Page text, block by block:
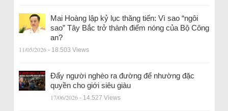
Mai Hoàng lập kỷ lục thăng tiến: Vì sao “ngôi
sao” Tây Bắc trở thành điểm nóng của Bộ Công
an?
11/05/2026 - 18.503 Views
Đẩy người nghèo ra đường để nhường đặc
quyền cho giới siêu giàu
17/06/2026 - 14.527 Views